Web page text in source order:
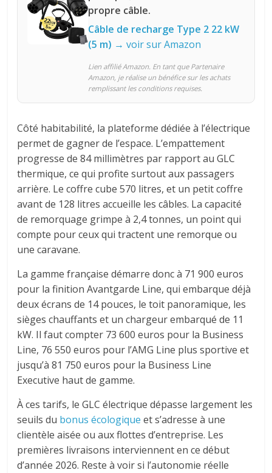
propre câble.
Câble de recharge Type 2 22 kW
(5 m) → voir sur Amazon
Lien affilié Amazon. En tant que Partenaire
Amazon, je réalise un bénéfice sur les achats
remplissant les conditions requises.
Côté habitabilité, la plateforme dédiée à l’électrique
permet de gagner de l’espace. L’empattement
progresse de 84 millimètres par rapport au GLC
thermique, ce qui profite surtout aux passagers
arrière. Le coffre cube 570 litres, et un petit coffre
avant de 128 litres accueille les câbles. La capacité
de remorquage grimpe à 2,4 tonnes, un point qui
compte pour ceux qui tractent une remorque ou
une caravane.
La gamme française démarre donc à 71 900 euros
pour la finition Avantgarde Line, qui embarque déjà
deux écrans de 14 pouces, le toit panoramique, les
sièges chauffants et un chargeur embarqué de 11
kW. Il faut compter 73 600 euros pour la Business
Line, 76 550 euros pour l’AMG Line plus sportive et
jusqu’à 81 750 euros pour la Business Line
Executive haut de gamme.
À ces tarifs, le GLC électrique dépasse largement les
seuils du bonus écologique et s’adresse à une
clientèle aisée ou aux flottes d’entreprise. Les
premières livraisons interviennent en ce début
d’année 2026. Reste à voir si l’autonomie réelle